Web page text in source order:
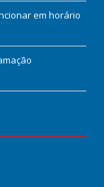
em horário